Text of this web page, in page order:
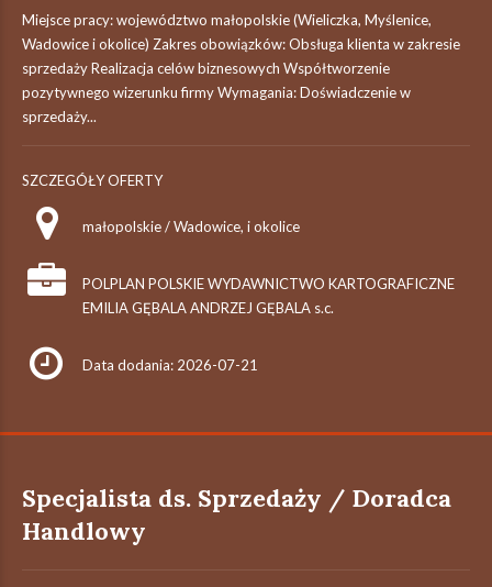
Miejsce pracy: województwo małopolskie (Wieliczka, Myślenice,
Wadowice i okolice) Zakres obowiązków: Obsługa klienta w zakresie
sprzedaży Realizacja celów biznesowych Współtworzenie
pozytywnego wizerunku firmy Wymagania: Doświadczenie w
sprzedaży...
SZCZEGÓŁY OFERTY
małopolskie / Wadowice, i okolice
POLPLAN POLSKIE WYDAWNICTWO KARTOGRAFICZNE
EMILIA GĘBALA ANDRZEJ GĘBALA s.c.
Data dodania: 2026-07-21
Specjalista ds. Sprzedaży / Doradca
Handlowy